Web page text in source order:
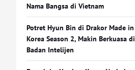
Nama Bangsa di Vietnam
Potret Hyun Bin di Drakor Made in
Korea Season 2, Makin Berkuasa di
Badan Intelijen